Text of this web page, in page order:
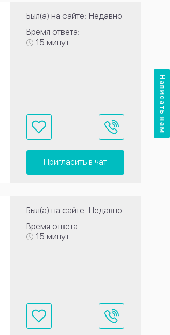
Был(а) на сайте: Недавно
Время ответа:
15 минут
Пригласить в чат
Был(а) на сайте: Недавно
Время ответа:
15 минут
Написать нам